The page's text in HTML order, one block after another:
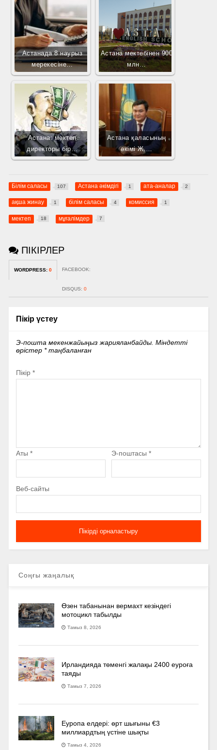
Астанада 8 наурыз
мерекесіне…
Астана мектебінен 900
млн…
Астана: мектеп
директоры бір…
Астана қаласының
әкімі Ж.…
Білім саласы 107 Астана әкімдігі 1 ата-аналар 2
ақша жинау 1 білім саласы 4 комиссия 1
мектеп 18 мұғалімдер 7
ПІКІРЛЕР
WORDPRESS: 0 FACEBOOK:
DISQUS: 0
Пікір үстеу
Э-пошта мекенжайыңыз жарияланбайды. Міндетті
өрістер *таңбаланған
Пікір *
Аты * Э-поштасы *
Веб-сайты
Соңғы жаңалық
Өзен табанынан вермахт кезіндегі
мотоцикл табылды
Тамыз 8, 2026
Ирландияда төменгі жалақы 2400 еуроға
таяды
Тамыз 7, 2026
Еуропа елдері: өрт шығыны €3
миллиардтың үстіне шықты
Тамыз 4, 2026